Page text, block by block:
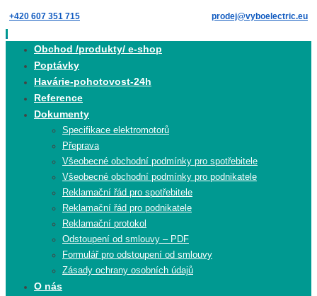
Skip
to
content
+420 607 351 715 prodej@vyboelectric.eu
Obchod /produkty/ e-shop
Poptávky
Havárie-pohotovost-24h
Reference
Dokumenty
Specifikace elektromotorů
Přeprava
Všeobecné obchodní podmínky pro spotřebitele
Všeobecné obchodní podmínky pro podnikatele
Reklamační řád pro spotřebitele
Reklamační řád pro podnikatele
Reklamační protokol
Odstoupení od smlouvy – PDF
Formulář pro odstoupení od smlouvy
Zásady ochrany osobních údajů
O nás